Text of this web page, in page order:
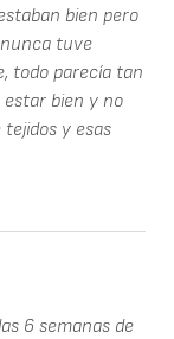
bien pero
tuve
todo parecía tan
estar bien y no
y esas
6 semanas de